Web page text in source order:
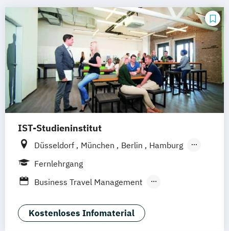
IST-Studieninstitut
Düsseldorf München Berlin
Hamburg
Weil am Rhein
Fernlehrgang
Business Travel Management
F&B Manager:in
Geprüfte:r Tourismusfachwirt:in (IHK)
Kostenloses Infomaterial